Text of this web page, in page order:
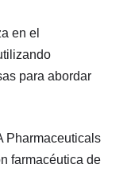
en el
para abordar
Pharmaceuticals
farmacéutica de